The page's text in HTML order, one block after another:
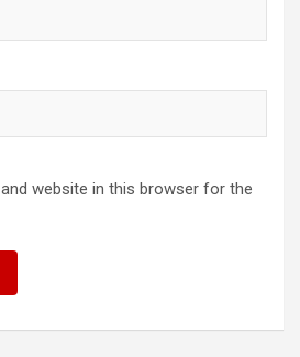
website in this browser for the